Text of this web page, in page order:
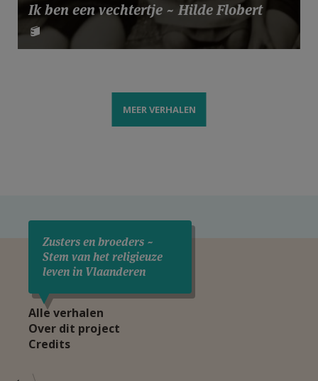
Ik ben een vechtertje ~ Hilde Flobert
MEER VERHALEN
Zusters en broeders ~
Stem van het religieuze
leven in Vlaanderen
Alle verhalen
Over dit project
Credits